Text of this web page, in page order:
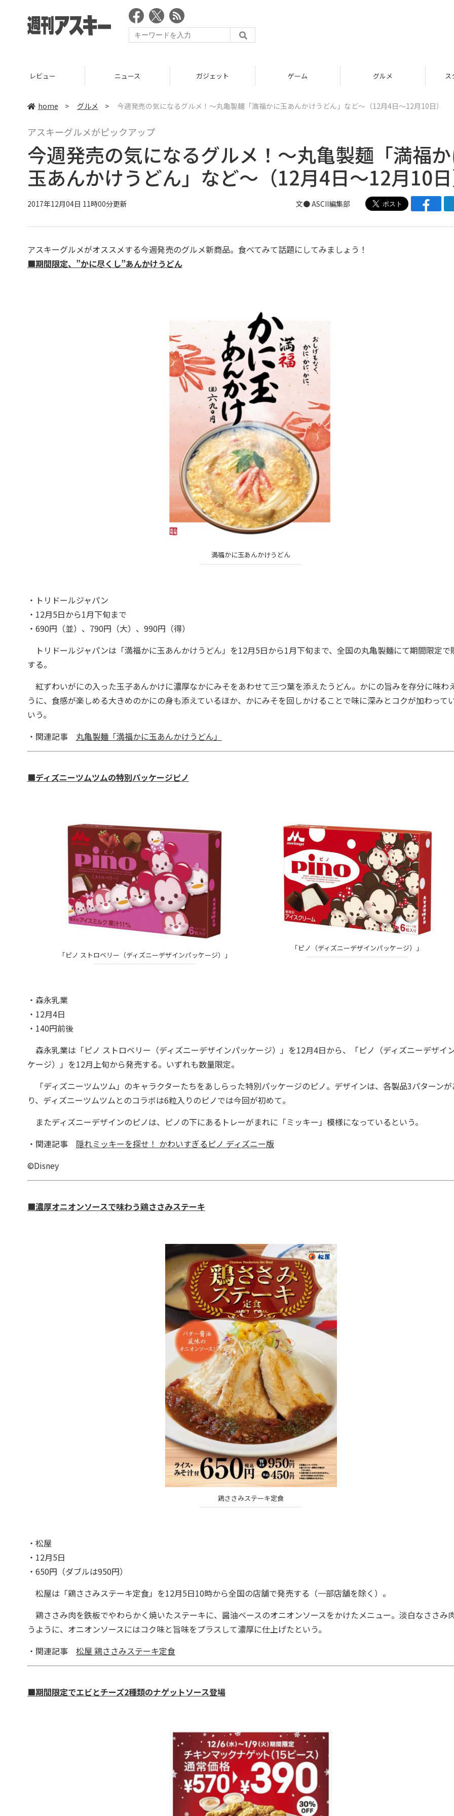
ニュース ガジェット ゲーム グルメ スタートアップ
home > グルメ > 今週発売の気になるグルメ！〜丸亀製麺「満福かに玉あんかけうどん」など〜（12月4日～12月10日）
アスキーグルメがピックアップ
今週発売の気になるグルメ！〜丸亀製麺「満福
玉あんかけうどん」など〜（12月4日～12月10
2017年12月04日 11時00分更新 文● ASCII編集部
アスキーグルメがオススメする今週発売のグルメ新商品。食べてみて話題にしてみましょう！
■期間限定、”かに尽くし”あんかけうどん
満福かに玉あんかけうどん
・トリドールジャパン
・12月5日から1月下旬まで
・690円（並）、790円（大）、990円（得）
トリドールジャパンは「満福かに玉あんかけうどん」を12月5日から1月下旬まで、全国の丸亀製麺にて期間限定で
する。
紅ずわいがにの入った玉子あんかけに濃厚なかにみそをあわせて三つ葉を添えたうどん。かにの旨みを存分に味わ
うに、食感が楽しめる大きめのかにの身も添えているほか、かにみそを回しかけることで味に深みとコクが加わって
いう。
・関連記事 丸亀製麺「満福かに玉あんかけうどん」
■ディズニーツムツムの特別パッケージピノ
「ピノ ストロベリー（ディズニーデザインパッケージ）」
「ピノ（ディズニーデザインパッケージ）」
・森永乳業
・12月4日
・140円前後
森永乳業は「ピノ ストロベリー（ディズニーデザインパッケージ）」を12月4日から、「ピノ（ディズニーデザイ
ケージ）」を12月上旬から発売する。いずれも数量限定。
「ディズニーツムツム」のキャラクターたちをあしらった特別パッケージのピノ。デザインは、各製品3パターンが
り、ディズニーツムツムとのコラボは6粒入りのピノでは今回が初めて。
またディズニーデザインのピノは、ピノの下にあるトレーがまれに「ミッキー」模様になっているという。
・関連記事 隠れミッキーを探せ！ かわいすぎるピノ ディズニー版
©Disney
■濃厚オニオンソースで味わう鶏ささみステーキ
鶏ささみステーキ定食
・松屋
・12月5日
・650円（ダブルは950円）
松屋は「鶏ささみステーキ定食」を12月5日10時から全国の店舗で発売する（一部店舗を除く）。
鶏ささみ肉を鉄板でやわらかく焼いたステーキに、醤油ベースのオニオンソースをかけたメニュー。淡白なささみ
うように、オニオンソースにはコク味と旨味をプラスして濃厚に仕上げたという。
・関連記事 松屋 鶏ささみステーキ定食
■期間限定でエビとチーズ2種類のナゲットソース登場